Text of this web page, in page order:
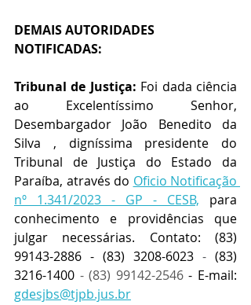
DEMAIS AUTORIDADES
NOTIFICADAS:
Tribunal de Justiça: Foi dada ciência
ao Excelentíssimo Senhor,
Desembargador João Benedito da
Silva , digníssima presidente do
Tribunal de Justiça do Estado da
Paraíba, através do Oficio Notificação
nº 1.341/2023 - GP - CESB, para
conhecimento e providências que
julgar necessárias. Contato: (83)
99143-2886 - (83) 3208-6023 - (83)
3216-1400 - (83) 99142-2546
gdesjbs@tjpb.jus.br